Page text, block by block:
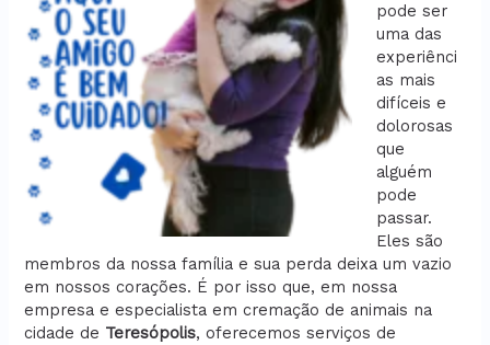
pode ser
uma das
experiênci
as mais
difíceis e
dolorosas
que
alguém
pode
passar.
Eles são
membros da nossa família e sua perda deixa um vazio
em nossos corações. É por isso que, em nossa
empresa e especialista em cremação de animais na
cidade de Teresópolis, oferecemos serviços de